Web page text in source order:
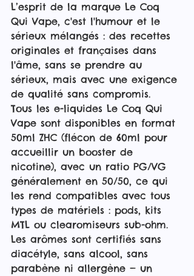
L’esprit de la marque Le Coq
Qui Vape, c'est l'humour et le
sérieux mélangés : des recettes
originales et françaises dans
l'âme, sans se prendre au
sérieux, mais avec une exigence
de qualité sans compromis.
Tous les e-liquides Le Coq Qui
Vape sont disponibles en format
50ml ZHC (flécon de 60ml pour
accueillir un booster de
nicotine), avec un ratio PG/VG
généralement en 50/50, ce qui
les rend compatibles avec tous
types de matériels : pods, kits
MTL ou clearomiseurs sub-ohm.
Les arômes sont certifiés sans
diacétyle, sans alcool, sans
parabène ni allergène — un